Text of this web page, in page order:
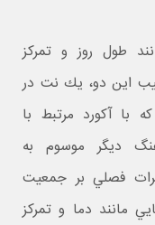
طول روز و تمركز
اين دو، يك نت در
آكورد مرتبط با
ديگر موسوم به
فصلي بر جمعيت
مانند دما و تمركز